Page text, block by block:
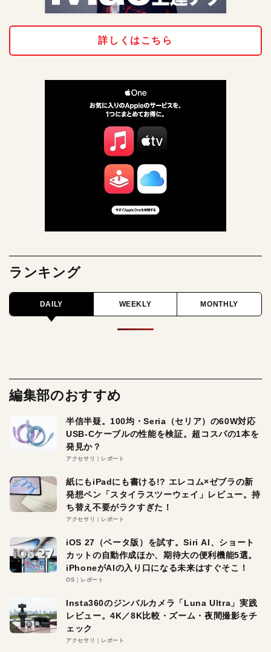
詳しくはこちら
ランキング
DAILY WEEKLY MONTHLY
編集部のおすすめ
半信半疑。100均・Seria（セリア）の60W対応
USB-Cケーブルの性能を検証。超コスパの1本を
発見か？
アクセサリ レポート
紙にもiPadにも書ける!? エレコム×ゼブラの新
発想ペン「スタイラスツーウェイ」レビュー。持
ち替え不要がラクすぎた！
アクセサリ レポート
iOS 27（ベータ版）を試す。Siri AI、ショート
カットの自動作成ほか、期待大の便利機能5選。
iPhoneがAIの入り口になる未来はすぐそこ！
OS レポート
Insta360のジンバルカメラ「Luna Ultra」実践
レビュー。4K／8K比較・ズーム・夜間撮影をチ
ェック
アクセサリ レポート